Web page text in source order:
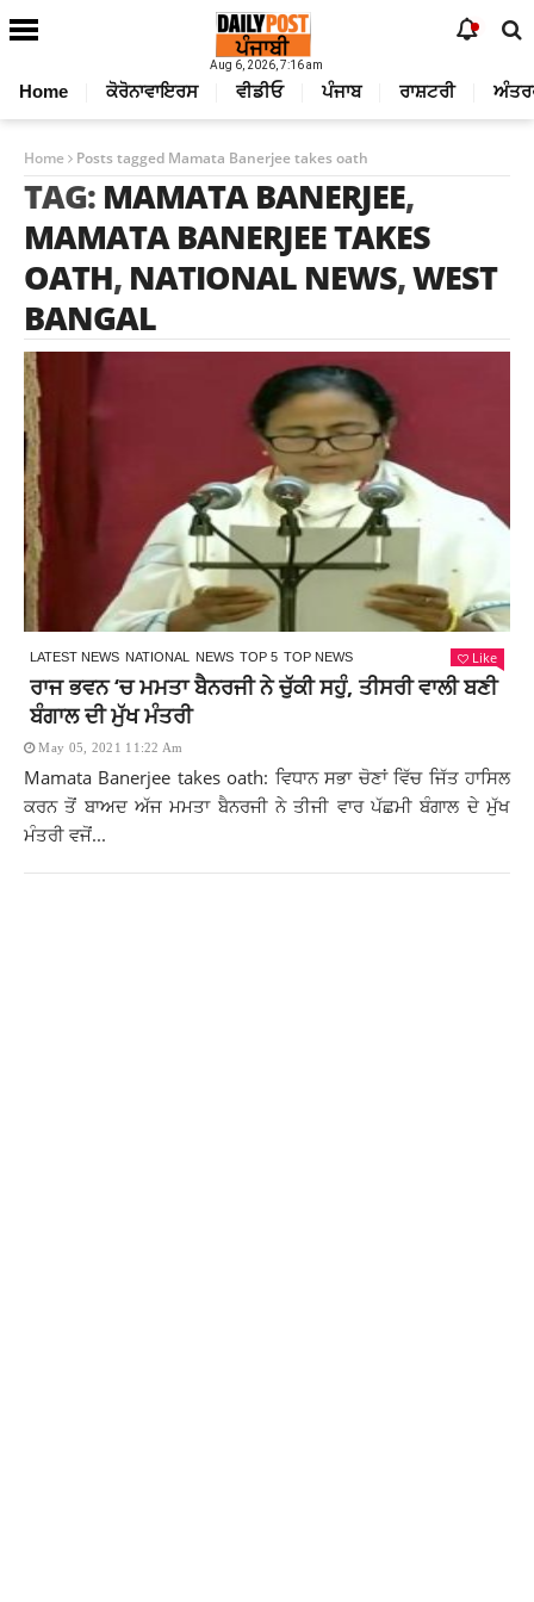
Aug 6, 2026, 7:16 am
Home ਕੋਰੋਨਾਵਾਇਰਸ ਵੀਡੀਓ ਪੰਜਾਬ ਰਾਸ਼ਟਰੀ
Home Posts tagged Mamata Banerjee takes oath
TAG: MAMATA BANERJEE,
MAMATA BANERJEE TAKES
OATH, NATIONAL NEWS,WEST
BANGAL
LATEST NEWS NATIONAL NEWS TOP 5 TOP NEWS Like
ਰਾਜ ਭਵਨ ‘ਚ ਮਮਤਾ ਬੈਨਰਜੀ ਨੇ ਚੁੱਕੀ ਸਹੁੰ, ਤੀਸਰੀ ਵਾਲੀ ਬਣੀ
ਬੰਗਾਲ ਦੀ ਮੁੱਖ ਮੰਤਰੀ
May 05, 2021 11:22 Am
Mamata Banerjee takes oath: ਵਿਧਾਨ ਸਭਾ ਚੋਣਾਂ ਵਿੱਚ ਜਿੱਤ ਹਾਸਿਲ
ਕਰਨ ਤੋਂ ਬਾਅਦ ਅੱਜ ਮਮਤਾ ਬੈਨਰਜੀ ਨੇ ਤੀਜੀ ਵਾਰ ਪੱਛਮੀ ਬੰਗਾਲ ਦੇ ਮੁੱਖ
ਮੰਤਰੀ ਵਜੋਂ...